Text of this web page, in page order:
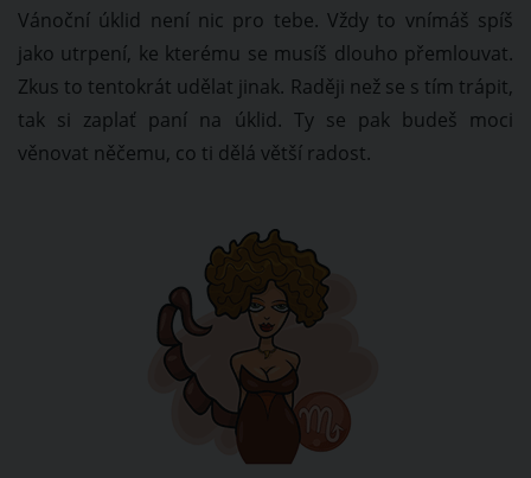
Vánoční úklid není nic pro tebe. Vždy to vnímáš spíš
jako utrpení, ke kterému se musíš dlouho přemlouvat.
Zkus to tentokrát udělat jinak. Raději než se s tím trápit,
tak si zaplať paní na úklid. Ty se pak budeš moci
věnovat něčemu, co ti dělá větší radost.